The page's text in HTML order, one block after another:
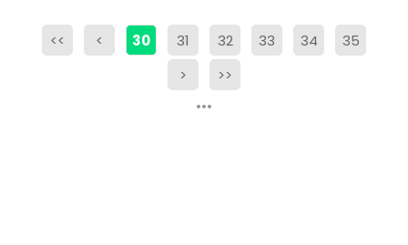
<< < 30 31 32 33 34
35
>
>>